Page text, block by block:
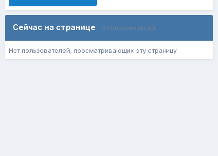
Сейчас на странице 0 пользователей
Нет пользователей, просматривающих эту страницу